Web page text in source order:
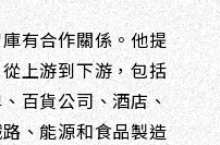
有合作關係。他提
上游到下游，包括
百貨公司、酒店、
、能源和食品製造